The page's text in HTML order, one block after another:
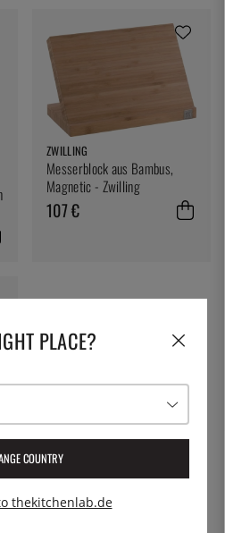
ZWILLING
Messerblock aus Bambus,
Magnetic - Zwilling
107 €
PLACE?
COUNTRY
thekitchenlab.de